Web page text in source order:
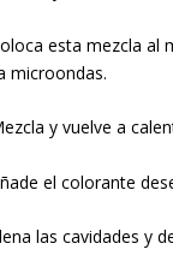
esta mezcla al
microondas.
y vuelve a
el colorante
las cavidades y